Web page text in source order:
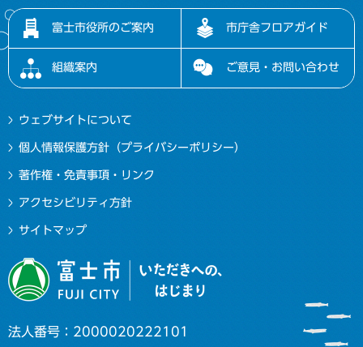
富士市役所のご案内 市庁舎フロアガイド
組織案内 ご意見・お問い合わせ
ウェブサイトについて
個人情報保護方針（プライバシーポリシー）
著作権・免責事項・リンク
アクセシビリティ方針
サイトマップ
法人番号：2000020222101